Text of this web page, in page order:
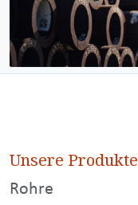
Unsere Produkte
Rohre